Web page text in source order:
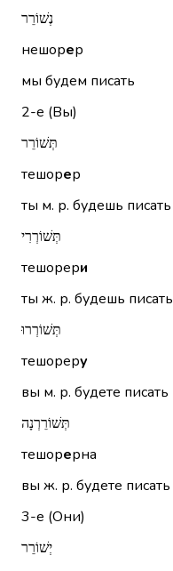
נְשׁוֹרֵר
нешорер
мы будем писать
2-е (Вы)
תְּשׁוֹרֵר
тешорер
ты м. р. будешь писать
תְּשׁוֹרְרִי
тешорери
ты ж. р. будешь писать
תְּשׁוֹרְרוּ
тешореру
вы м. р. будете писать
תְּשׁוֹרֵרְנָה
тешорерна
вы ж. р. будете писать
3-е (Они)
יְשׁוֹרֵר